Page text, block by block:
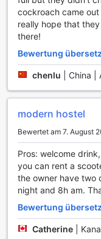
genießen.
Sporteinrichtungen
Abenteuer in Da
Im ToTo Hostel in
Sportbegeisterte
sind. Ein
Ihre Zielgenauigkeit
einem langen Tag
freundliche
Darüber hinaus
malerischen
atemberaubende
perfekt für alle, die
möchten, während
cockroach came
really hope that
there!
Bewertung
chenlu China |
modern hostel
Bewertet am 7. August
Pros: welcome
you can rent a
the owner have two
night and 8h am.
Bewertung
Catherine